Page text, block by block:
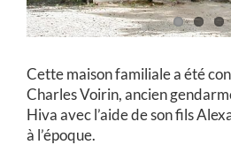
Cette maison familiale a été
Charles Voirin, ancien
Hiva avec l’aide de son fils
à l’époque.